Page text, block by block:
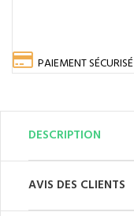
PAIEMENT SÉCURISÉ
DESCRIPTION
AVIS DES CLIENTS